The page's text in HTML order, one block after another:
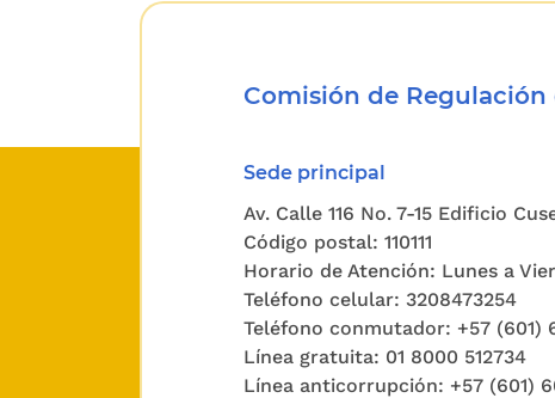
Comisión de Regulación
Sede principal
Av. Calle 116 No. 7-15 Edificio
Código postal: 110111
Horario de Atención: Lunes a
Teléfono celular: 3208473254
Teléfono conmutador: +57 (601)
Línea gratuita: 01 8000 512734
Línea anticorrupción: +57 (601)